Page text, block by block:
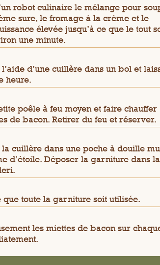
robot culinaire le mélange pour
sure, le fromage à la crème et le
élevée jusqu’à ce que le tout
une minute.
d’une cuillère dans un bol et
heure.
poêle à feu moyen et faire chauffer
de bacon. Retirer du feu et réserver.
cuillère dans une poche à douille
d’étoile. Déposer la garniture dans
que toute la garniture soit utilisée.
les miettes de bacon sur